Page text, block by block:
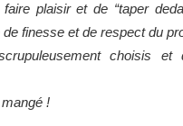
plaisir et de “taper
finesse et de respect du
choisis et
!